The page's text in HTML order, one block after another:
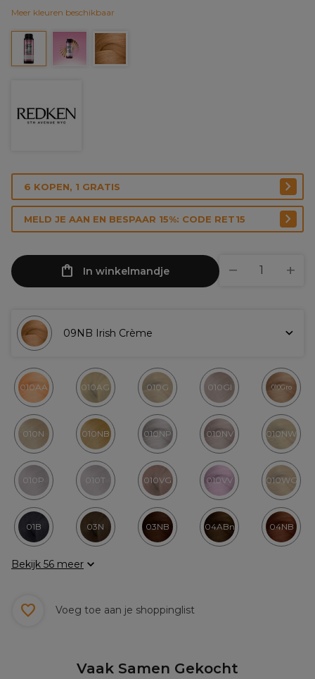
Meer kleuren beschikbaar
6 KOPEN, 1 GRATIS
MELD JE AAN EN BESPAAR 15%: CODE RET15
In winkelmandje
09NB Irish Crème
010AA 010AG 010G 010GI 010Gro
010N 010NB 010NP 010NV 010NW
010P 010T 010VG 010VV 010WG
01B 03N 03NB 04ABn 04NB
Bekijk 56 meer
Voeg toe aan je shoppinglist
Vaak Samen Gekocht